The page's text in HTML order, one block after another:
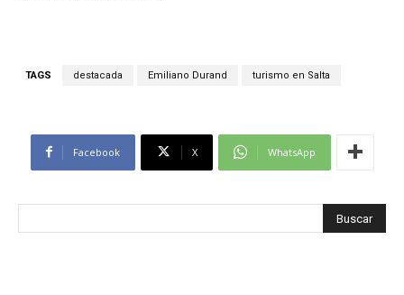
TAGS destacada Emiliano Durand turismo en Salta
Facebook X WhatsApp